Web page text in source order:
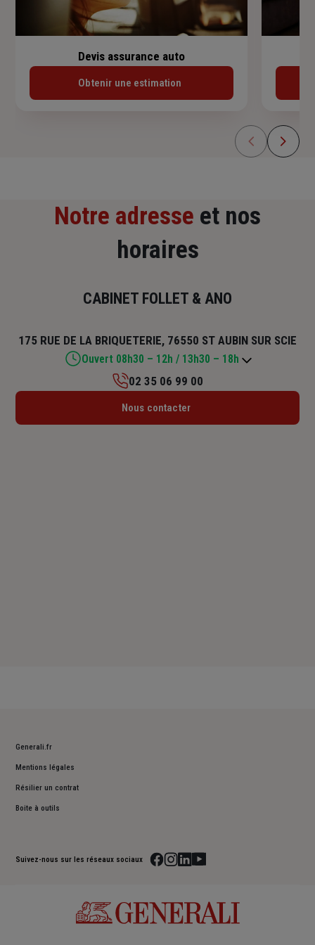
Devis assurance auto
Obtenir une estimation
Notre adresse et nos
horaires
CABINET FOLLET & ANO
175 RUE DE LA BRIQUETERIE, 76550 ST AUBIN SUR SCIE
Ouvert 08h30 – 12h / 13h30 – 18h
Lundi : 08h30 – 12h / 13h30 – 18h
02 35 06 99 00
Nous contacter
Generali.fr
Mentions légales
Résilier un contrat
Boite à outils
Suivez-nous sur les réseaux sociaux